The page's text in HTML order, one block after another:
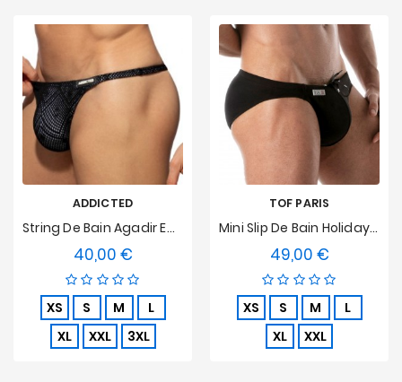
ADDICTED
String De Bain Agadir Edition Limitée - Noir
40,00 €Prix
XS S M
L
XL
XXL 3XL
TOF PARIS
Mini Slip De Bain Holidays TOF PARIS - Noir
49,00 €Prix
XS S M
L
XL
XXL